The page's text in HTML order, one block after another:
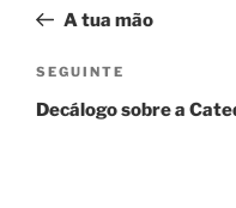
artigos
anterior
A tua mão
Conteúdo
seguinte
SEGUINTE
Decálogo sobre a